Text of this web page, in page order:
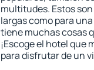
multitudes. Estos
largas como para
tiene muchas cosas
¡Escoge el hotel que
para disfrutar de un